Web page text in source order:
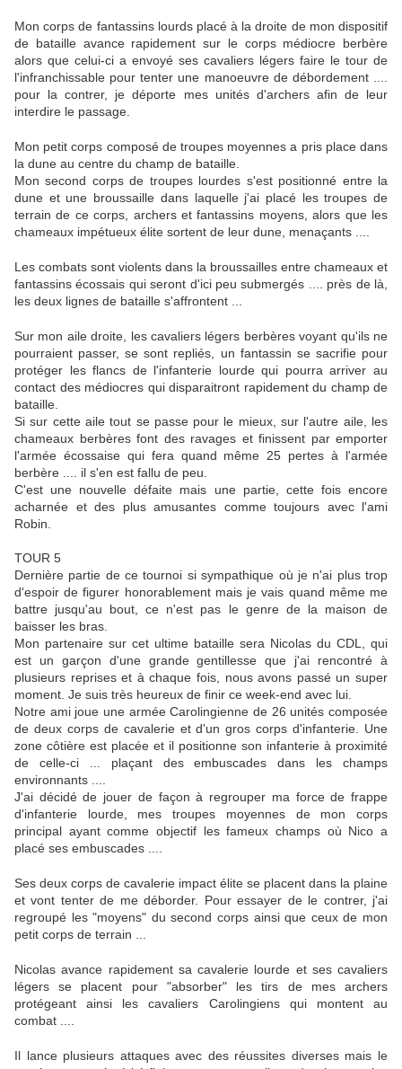
Mon corps de fantassins lourds placé à la droite de mon dispositif
de bataille avance rapidement sur le corps médiocre berbère
alors que celui-ci a envoyé ses cavaliers légers faire le tour de
l'infranchissable pour tenter une manoeuvre de débordement ....
pour la contrer, je déporte mes unités d'archers afin de leur
interdire le passage.
Mon petit corps composé de troupes moyennes a pris place dans
la dune au centre du champ de bataille.
Mon second corps de troupes lourdes s'est positionné entre la
dune et une broussaille dans laquelle j'ai placé les troupes de
terrain de ce corps, archers et fantassins moyens, alors que les
chameaux impétueux élite sortent de leur dune, menaçants ....
Les combats sont violents dans la broussailles entre chameaux et
fantassins écossais qui seront d'ici peu submergés .... près de là,
les deux lignes de bataille s'affrontent ...
Sur mon aile droite, les cavaliers légers berbères voyant qu'ils ne
pourraient passer, se sont repliés, un fantassin se sacrifie pour
protéger les flancs de l'infanterie lourde qui pourra arriver au
contact des médiocres qui disparaitront rapidement du champ de
bataille.
Si sur cette aile tout se passe pour le mieux, sur l'autre aile, les
chameaux berbères font des ravages et finissent par emporter
l'armée écossaise qui fera quand même 25 pertes à l'armée
berbère .... il s'en est fallu de peu.
C'est une nouvelle défaite mais une partie, cette fois encore
acharnée et des plus amusantes comme toujours avec l'ami
Robin.
TOUR 5
Dernière partie de ce tournoi si sympathique où je n'ai plus trop
d'espoir de figurer honorablement mais je vais quand même me
battre jusqu'au bout, ce n'est pas le genre de la maison de
baisser les bras.
Mon partenaire sur cet ultime bataille sera Nicolas du CDL, qui
est un garçon d'une grande gentillesse que j'ai rencontré à
plusieurs reprises et à chaque fois, nous avons passé un super
moment. Je suis très heureux de finir ce week-end avec lui.
Notre ami joue une armée Carolingienne de 26 unités composée
de deux corps de cavalerie et d'un gros corps d'infanterie. Une
zone côtière est placée et il positionne son infanterie à proximité
de celle-ci ... plaçant des embuscades dans les champs
environnants ....
J'ai décidé de jouer de façon à regrouper ma force de frappe
d'infanterie lourde, mes troupes moyennes de mon corps
principal ayant comme objectif les fameux champs où Nico a
placé ses embuscades ....
Ses deux corps de cavalerie impact élite se placent dans la plaine
et vont tenter de me déborder. Pour essayer de le contrer, j'ai
regroupé les "moyens" du second corps ainsi que ceux de mon
petit corps de terrain ...
Nicolas avance rapidement sa cavalerie lourde et ses cavaliers
légers se placent pour "absorber" les tirs de mes archers
protégeant ainsi les cavaliers Carolingiens qui montent au
combat ....
Il lance plusieurs attaques avec des réussites diverses mais le